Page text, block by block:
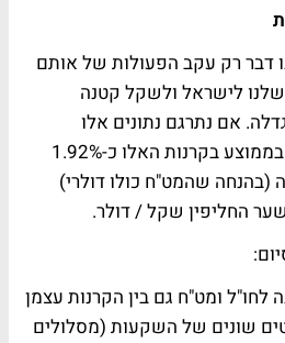
דבר רק עקב הפעולות של אותם
לישראל ולשקל קטנה
אם נתרגם נתונים אלו
למספרים חשוב שנדע שבממוצע בקרנות האלו כ-1.92%
שהמט"ח כולו דולרי)
החליפין שקל / דולר.
לחו"ל ומט"ח גם בין הקרנות עצמן
שונים של השקעות (מסלולים